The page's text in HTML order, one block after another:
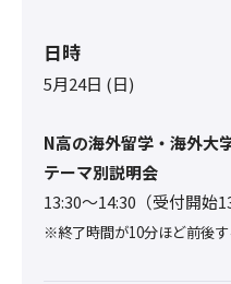
日時
5月24日 (日)
N高の海外留学・海外大
テーマ別説明会
13:30〜14:30（受付開始
※終了時間が10分ほど前後す